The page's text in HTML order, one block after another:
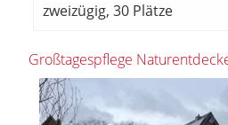
zweizügig, 30 Plätze
Großtagespflege